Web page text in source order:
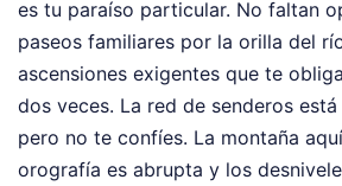
es tu paraíso particular. No faltan
paseos familiares por la orilla del
ascensiones exigentes que te
dos veces. La red de senderos
pero no te confíes. La montaña
orografía es abrupta y los